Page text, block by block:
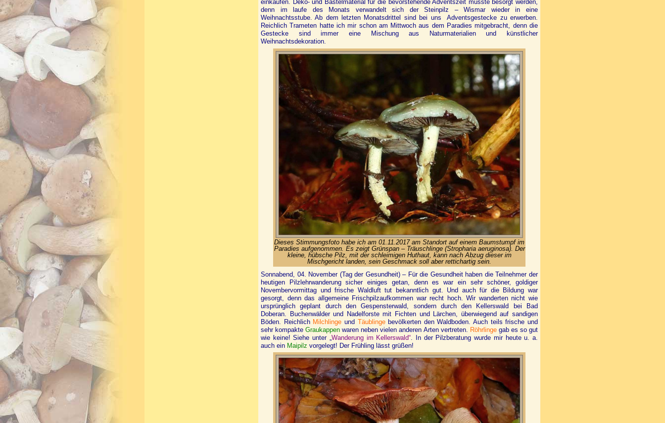
einkaufen. Deko- und Bastelmaterial für die bevorstehende Adventszeit musste besorgt werden,
denn im laufe des Monats verwandelt sich der Steinpilz – Wismar wieder in eine
Weihnachtsstube. Ab dem letzten Monatsdrittel sind bei uns Adventsgestecke zu erwerben.
Reichlich Trameten hatte ich mir schon am Mittwoch aus dem Paradies mitgebracht, denn die
Gestecke sind immer eine Mischung aus Naturmaterialien und künstlicher
Weihnachtsdekoration.
Dieses Stimmungsfoto habe ich am 01.11.2017 am Standort auf einem Baumstumpf im
Paradies aufgenommen. Es zeigt Grünspan – Träuschlinge (Stropharia aeruginosa). Der
kleine, hübsche Pilz, mit der schleimigen Huthaut, kann nach Abzug dieser im
Mischgericht landen, sein Geschmack soll aber rettichartig sein.
Sonnabend, 04. November (Tag der Gesundheit) – Für die Gesundheit haben die Teilnehmer der
heutigen Pilzlehrwanderung sicher einiges getan, denn es war ein sehr schöner, goldiger
Novembervormittag und frische Waldluft tut bekanntlich gut. Und auch für die Bildung war
gesorgt, denn das allgemeine Frischpilzaufkommen war recht hoch. Wir wanderten nicht wie
ursprünglich geplant durch den Gespensterwald, sondern durch den Kellerswald bei Bad
Doberan. Buchenwälder und Nadelforste mit Fichten und Lärchen, überwiegend auf sandigen
Böden. Reichlich Milchlinge und Täublingebevölkerten den Waldboden. Auch teils frische und
sehr kompakteGraukappen waren neben vielen anderen Arten vertreten. Röhrlingegab es so gut
wie keine! Siehe unter „Wanderung im Kellerswald“. In der Pilzberatung wurde mir heute u. a.
auch ein Maipilz vorgelegt! Der Frühling lässt grüßen!